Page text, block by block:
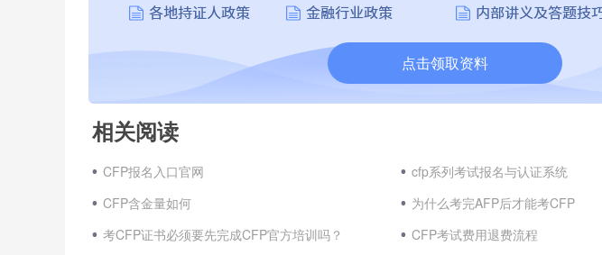
点击领取资料
相关阅读
CFP报名入口官网
cfp系列考试报名与认证系统
CFP含金量如何
为什么考完AFP后才能考CFP
考CFP证书必须要先完成CFP官方培训吗？
CFP考试费用退费流程